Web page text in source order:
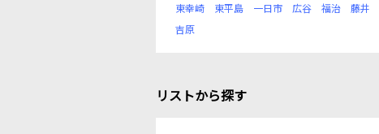
東幸崎
東平島 一日市 広谷 福治 藤井
吉原
リストから探す